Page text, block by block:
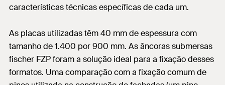
características técnicas específicas de cada um.
As placas utilizadas têm 40 mm de espessura com
tamanho de 1.400 por 900 mm. As âncoras submersas
fischer FZP foram a solução ideal para a fixação desses
formatos. Uma comparação com a fixação comum de